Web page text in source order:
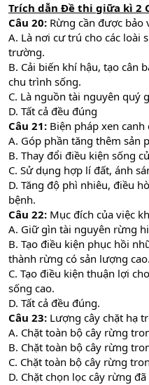
Trích dẫn Đề thi giữa kì 2
Câu 20: Rừng cần được bảo
A. Là nơi cư trú cho các loài
trường.
B. Cải biến khí hậu, tạo cân
chu trình sống.
C. Là nguồn tài nguyên quý
D. Tất cả đều đúng
Câu 21: Biện pháp xen
A. Góp phần tăng thêm sản
B. Thay đổi điều kiện sống
C. Sử dụng hợp lí đất, ánh
D. Tăng độ phì nhiêu, điều
bệnh.
Câu 22: Mục đích của việc
A. Giữ gìn tài nguyên rừng
B. Tạo điều kiện phục hồi
thành rừng có sản lượng cao.
C. Tạo điều kiện thuận lợi
sống cao.
D. Tất cả đều đúng.
Câu 23: Lượng cây chặt hạ
A. Chặt toàn bộ cây rừng
B. Chặt toàn bộ cây rừng
C. Chặt toàn bộ cây rừng
D. Chặt chọn lọc cây rừng